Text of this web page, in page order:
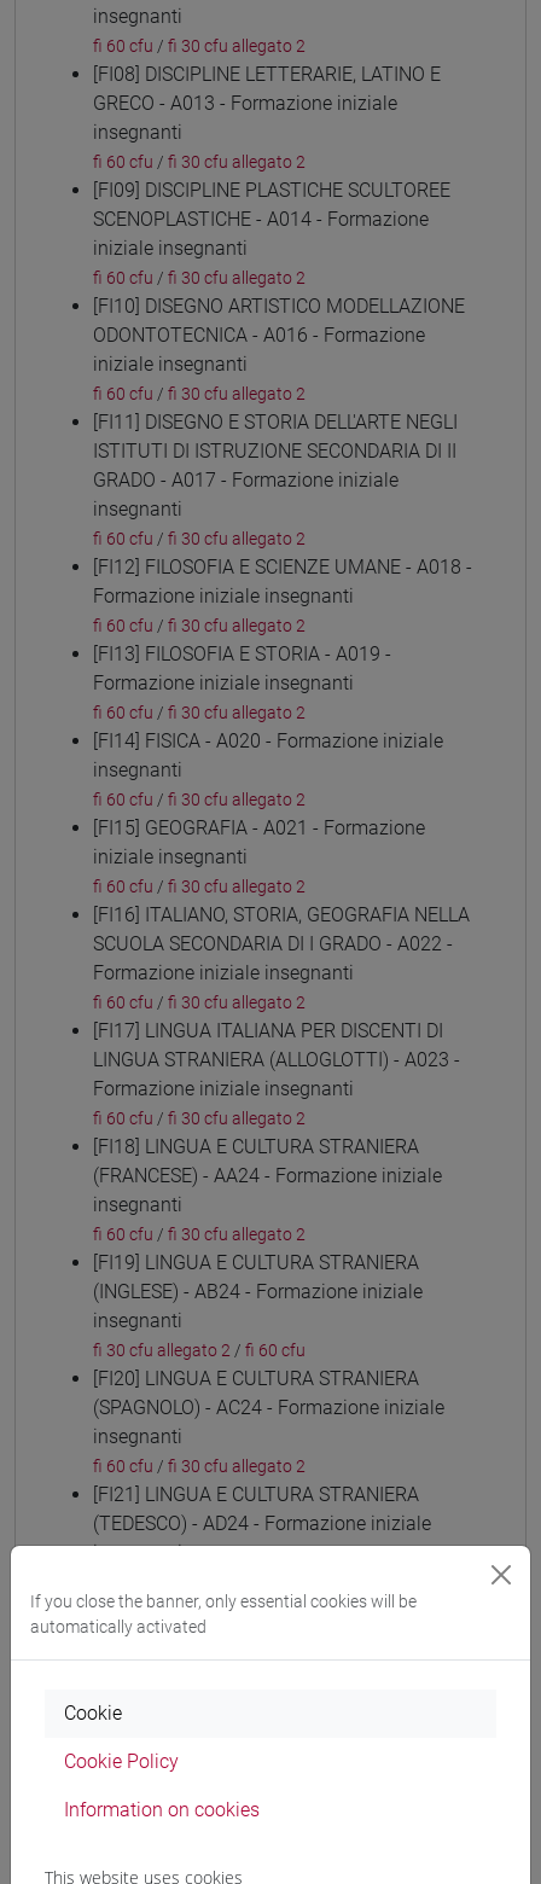
insegnanti
fi 60 cfu / fi 30 cfu allegato 2
[FI08] DISCIPLINE LETTERARIE, LATINO E
GRECO - A013 - Formazione iniziale
insegnanti
fi 60 cfu / fi 30 cfu allegato 2
[FI09] DISCIPLINE PLASTICHE SCULTOREE
SCENOPLASTICHE - A014 - Formazione
iniziale insegnanti
fi 60 cfu / fi 30 cfu allegato 2
[FI10] DISEGNO ARTISTICO MODELLAZIONE
ODONTOTECNICA - A016 - Formazione
iniziale insegnanti
fi 60 cfu / fi 30 cfu allegato 2
[FI11] DISEGNO E STORIA DELL'ARTE NEGLI
ISTITUTI DI ISTRUZIONE SECONDARIA DI II
GRADO - A017 - Formazione iniziale
insegnanti
fi 60 cfu / fi 30 cfu allegato 2
[FI12] FILOSOFIA E SCIENZE UMANE - A018 -
Formazione iniziale insegnanti
fi 60 cfu / fi 30 cfu allegato 2
[FI13] FILOSOFIA E STORIA - A019 -
Formazione iniziale insegnanti
fi 60 cfu / fi 30 cfu allegato 2
[FI14] FISICA - A020 - Formazione iniziale
insegnanti
fi 60 cfu / fi 30 cfu allegato 2
[FI15] GEOGRAFIA - A021 - Formazione
iniziale insegnanti
fi 60 cfu / fi 30 cfu allegato 2
[FI16] ITALIANO, STORIA, GEOGRAFIA NELLA
SCUOLA SECONDARIA DI I GRADO - A022 -
Formazione iniziale insegnanti
fi 60 cfu / fi 30 cfu allegato 2
[FI17] LINGUA ITALIANA PER DISCENTI DI
LINGUA STRANIERA (ALLOGLOTTI) - A023 -
Formazione iniziale insegnanti
fi 60 cfu / fi 30 cfu allegato 2
[FI18] LINGUA E CULTURA STRANIERA
(FRANCESE) - AA24 - Formazione iniziale
insegnanti
fi 60 cfu / fi 30 cfu allegato 2
[FI19] LINGUA E CULTURA STRANIERA
(INGLESE) - AB24 - Formazione iniziale
insegnanti
fi 30 cfu allegato 2 / fi 60 cfu
[FI20] LINGUA E CULTURA STRANIERA
(SPAGNOLO) - AC24 - Formazione iniziale
insegnanti
fi 60 cfu / fi 30 cfu allegato 2
[FI21] LINGUA E CULTURA STRANIERA
(TEDESCO) - AD24 - Formazione iniziale
insegnanti
[FI22] LINGUE E CULTURE STRANIERE NEGLI
ISTITUTI DI ISTRUZIONE DI II GRADO (RUSSO)
- AE24 - Formazione iniziale insegnanti
[FI23] LINGUA E CULTURA STRANIERA
(CINESE) - AI24 - Formazione iniziale
fi 60 cfu/ fi 30 cfu allegato 2
ISTITUTI DI ISTRUZIONE DI II GRADO
If you close the banner, only essential cookies will be
automatically activated
Cookie
Cookie Policy
Information on cookies
This website uses cookies